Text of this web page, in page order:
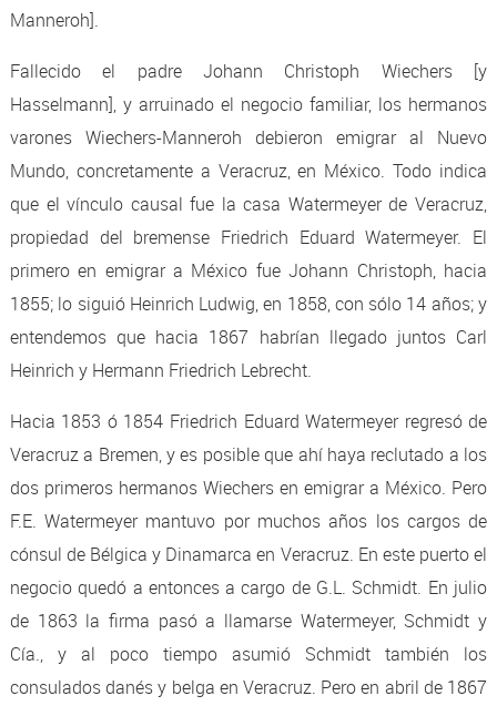
Manneroh].
Fallecido el padre Johann Christoph Wiechers [y
Hasselmann], y arruinado el negocio familiar, los hermanos
varones Wiechers-Manneroh debieron emigrar al Nuevo
Mundo, concretamente a Veracruz, en México. Todo indica
que el vínculo causal fue la casa Watermeyer de Veracruz,
propiedad del bremense Friedrich Eduard Watermeyer. El
primero en emigrar a México fue Johann Christoph, hacia
1855; lo siguió Heinrich Ludwig, en 1858, con sólo 14 años; y
entendemos que hacia 1867 habrían llegado juntos Carl
Heinrich y Hermann Friedrich Lebrecht.
Hacia 1853 ó 1854 Friedrich Eduard Watermeyer regresó de
Veracruz a Bremen, y es posible que ahí haya reclutado a los
dos primeros hermanos Wiechers en emigrar a México. Pero
F.E. Watermeyer mantuvo por muchos años los cargos de
cónsul de Bélgica y Dinamarca en Veracruz. En este puerto el
negocio quedó a entonces a cargo de G.L. Schmidt. En julio
de 1863 la firma pasó a llamarse Watermeyer, Schmidt y
Cía., y al poco tiempo asumió Schmidt también los
consulados danés y belga en Veracruz. Pero en abril de 1867